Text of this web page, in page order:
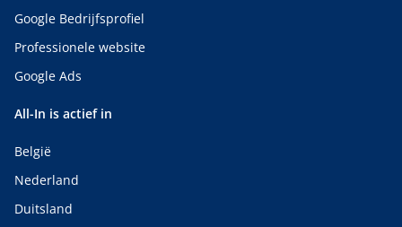
Google Bedrijfsprofiel
Professionele website
Google Ads
All-In is actief in
België
Nederland
Duitsland